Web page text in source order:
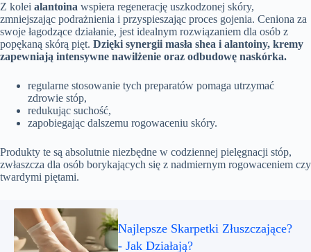
Z kolei alantoina wspiera regenerację uszkodzonej skóry,
zmniejszając podrażnienia i przyspieszając proces gojenia. Ceniona za
swoje łagodzące działanie, jest idealnym rozwiązaniem dla osób z
popękaną skórą pięt. Dzięki synergii masła shea i alantoiny, kremy
zapewniają intensywne nawilżenie oraz odbudowę naskórka.
regularne stosowanie tych preparatów pomaga utrzymać
zdrowie stóp,
redukując suchość,
zapobiegając dalszemu rogowaceniu skóry.
Produkty te są absolutnie niezbędne w codziennej pielęgnacji stóp,
zwłaszcza dla osób borykających się z nadmiernym rogowaceniem czy
twardymi piętami.
Najlepsze Skarpetki Złuszczające?
- Jak Działają?